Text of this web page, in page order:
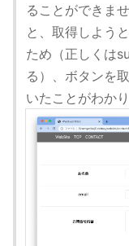
ることができま
と、取得しよう
ため（正しくは
る）、ボタンを
いたことがわかり